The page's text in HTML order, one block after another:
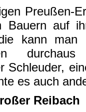
Bauern auf
kann man
Schleuder,
es auch
Reibach